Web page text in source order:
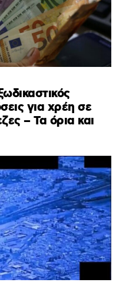
για χρέη σε
– Τα όρια και